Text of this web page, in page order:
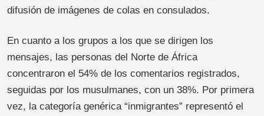
difusión de imágenes de colas en consulados.
En cuanto a los grupos a los que se dirigen los
mensajes, las personas del Norte de África
concentraron el 54% de los comentarios registrados,
seguidas por los musulmanes, con un 38%. Por primera
vez, la categoría genérica “inmigrantes” representó el